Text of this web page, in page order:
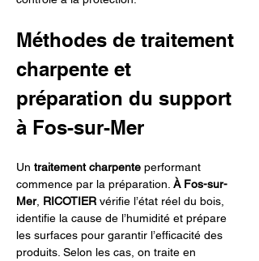
Méthodes de traitement
charpente et
préparation du support
à Fos-sur-Mer
Un traitement charpente performant
commence par la préparation. À Fos-sur-
Mer, RICOTIER vérifie l’état réel du bois,
identifie la cause de l’humidité et prépare
les surfaces pour garantir l’efficacité des
produits. Selon les cas, on traite en